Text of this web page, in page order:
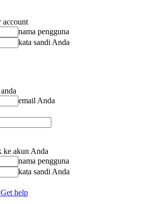
account
nama pengguna
kata sandi Anda
email Anda
ke akun Anda
nama pengguna
kata sandi Anda
help